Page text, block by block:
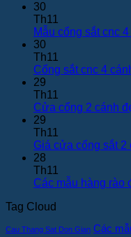
30
Th11
Mẫu cổng sắt cnc
30
Th11
Cổng sắt cnc 4
29
Th11
Cửa cổng 2 cánh
29
Th11
Giá cửa cổng sắt
28
Th11
Các mẫu hàng rào
Tag Cloud
Cau Thang Sat Don Gian Các